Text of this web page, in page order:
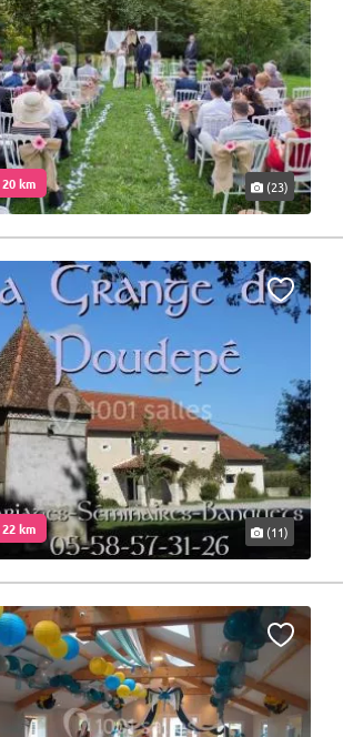
km (23)
km (11)